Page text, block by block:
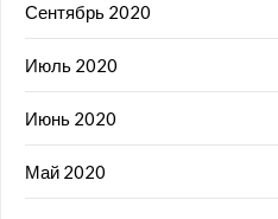
Сентябрь 2020
Июль 2020
Июнь 2020
Май 2020